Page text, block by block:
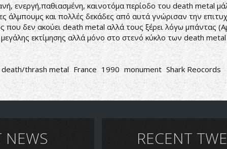
ενεργή,παθιασμένη, καινοτόμα περίοδο του death metal
άλμπουμς και πολλές δεκάδες από αυτά γνώρισαν την
που δεν ακούει death metal αλλά τους ξέρει λόγω μπάντας
εκτίμησης αλλά μόνο στο στενό κύκλο των death
death/thrash metal France 1990 monument Shark Reocords
NEWS RECENT